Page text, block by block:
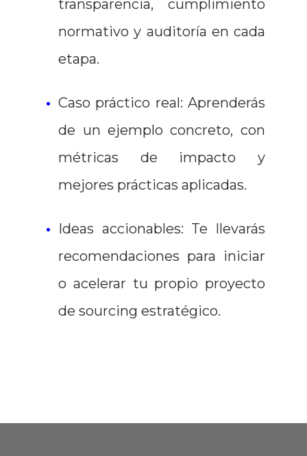
transparencia, cumplimiento
normativo y auditoría en cada
etapa.
Caso práctico real: Aprenderás
de un ejemplo concreto, con
métricas de impacto y
mejores prácticas aplicadas.
Ideas accionables: Te llevarás
recomendaciones para iniciar
o acelerar tu propio proyecto
de sourcing estratégico.